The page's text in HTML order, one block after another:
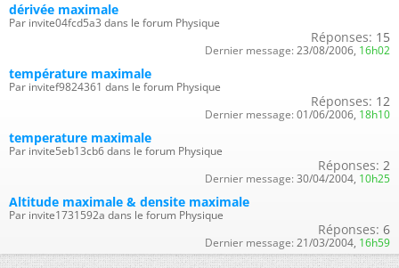
dérivée maximale
Par invite04fcd5a3 dans le forum Physique
Réponses: 15
Dernier message: 23/08/2006, 16h02
température maximale
Par invitef9824361 dans le forum Physique
Réponses: 12
Dernier message: 01/06/2006, 18h10
temperature maximale
Par invite5eb13cb6 dans le forum Physique
Réponses: 2
Dernier message: 30/04/2004, 10h25
Altitude maximale & densite maximale
Par invite1731592a dans le forum Physique
Réponses: 6
Dernier message: 21/03/2004, 16h59